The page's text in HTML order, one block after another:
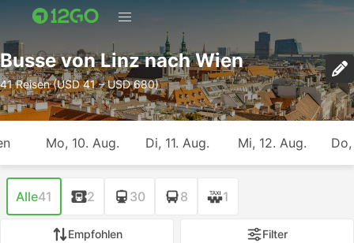
Busse von Linz nach Wien
41 Reisen (USD 41 – USD 680)
Mo, 10. Aug. Di, 11. Aug. Mi, 12. Aug.
Alle41 2 30 8 1
Empfohlen Filter